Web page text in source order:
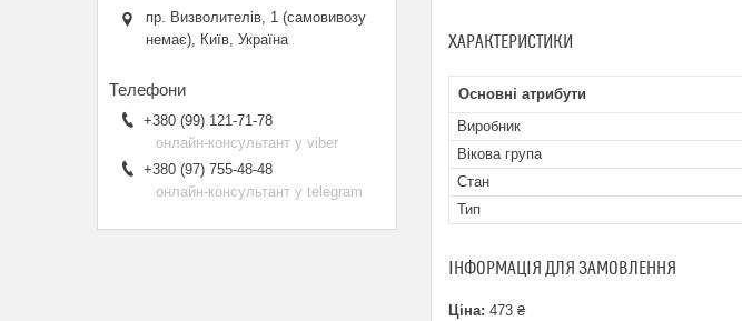
ХАРАКТЕРИСТИКИ
Основні атрибути
Виробник
Вікова група
Стан
Тип
ІНФОРМАЦІЯ ДЛЯ ЗАМОВЛЕННЯ
Ціна: 473 ₴
пр. Визволителів, 1 (самовивозу
немає), Київ, Україна
+380 (99) 121-71-78
онлайн-консультант у viber
+380 (97) 755-48-48
онлайн-консультант у telegram